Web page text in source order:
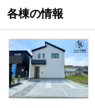
各棟の情報